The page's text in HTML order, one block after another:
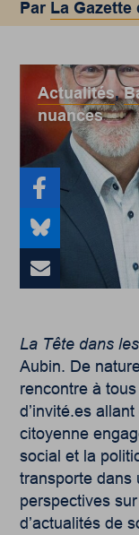
Par La
Actualités,
nuances
La Tête dans
Aubin. De
rencontre à
d’invité.es
citoyenne
social et la
transporte dans
perspectives
d’actualités de